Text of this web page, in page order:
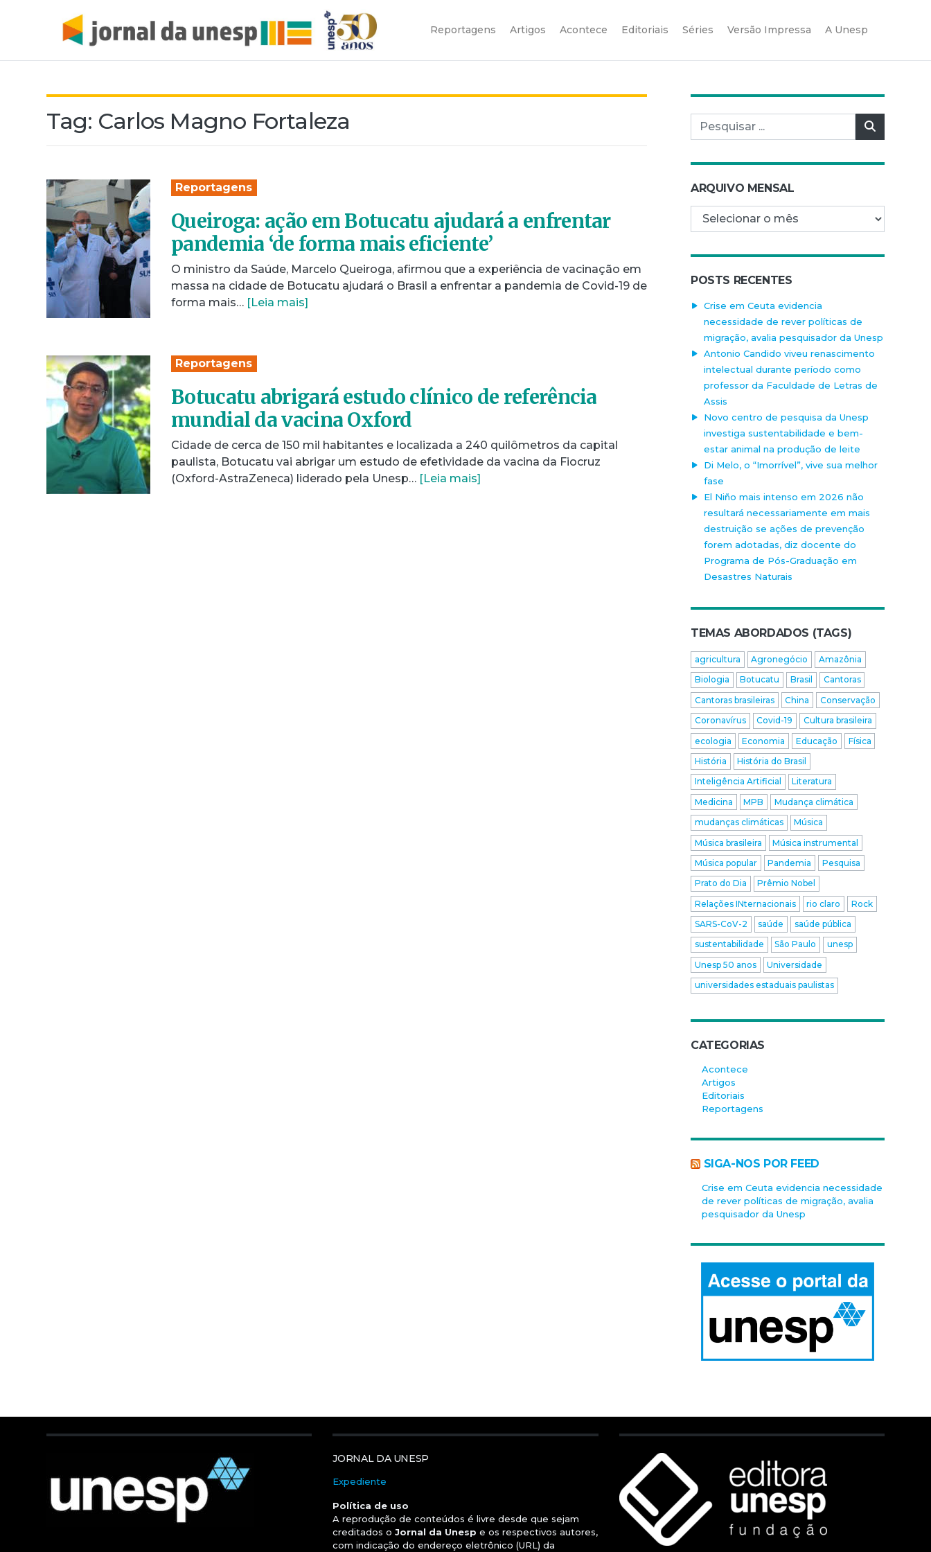
Reportagens Artigos Acontece Editoriais Séries Versão Impressa A Unesp
Tag: Carlos Magno Fortaleza
Reportagens
Queiroga: ação em Botucatu ajudará a enfrentar
pandemia ‘de forma mais eficiente’
O ministro da Saúde, Marcelo Queiroga, afirmou que a experiência de vacinação em
massa na cidade de Botucatu ajudará o Brasil a enfrentar a pandemia de Covid-19 de
forma mais… [Leia mais]
Reportagens
Botucatu abrigará estudo clínico de referência
mundial da vacina Oxford
Cidade de cerca de 150 mil habitantes e localizada a 240 quilômetros da capital
paulista, Botucatu vai abrigar um estudo de efetividade da vacina da Fiocruz
(Oxford-AstraZeneca) liderado pela Unesp… [Leia mais]
Pesquisar por:
ARQUIVO MENSAL
Arquivo mensal
POSTS RECENTES
Crise em Ceuta evidencia
necessidade de rever políticas de
migração, avalia pesquisador da Unesp
Antonio Candido viveu renascimento
intelectual durante período como
professor da Faculdade de Letras de
Assis
Novo centro de pesquisa da Unesp
investiga sustentabilidade e bem-
estar animal na produção de leite
Di Melo, o “Imorrível”, vive sua melhor
fase
El Niño mais intenso em 2026 não
resultará necessariamente em mais
destruição se ações de prevenção
forem adotadas, diz docente do
Programa de Pós-Graduação em
Desastres Naturais
TEMAS ABORDADOS (TAGS)
agricultura Agronegócio
Amazônia
Biologia
Botucatu Brasil
Cantoras
Cantoras brasileiras
China
Conservação
Coronavírus
Covid-19
Cultura brasileira
ecologia
Economia Educação
Física
História
História do Brasil
Inteligência Artificial
Literatura
Medicina
MPB
Mudança climática
mudanças climáticas
Música
Música brasileira
Música instrumental
Música popular
Pandemia
Pesquisa
Prato do Dia
Prêmio Nobel
Relações INternacionais
rio claro
Rock
SARS-CoV-2
saúde
saúde pública
sustentabilidade
São Paulo
unesp
Unesp 50 anos
Universidade
universidades estaduais paulistas
CATEGORIAS
Acontece
Artigos
Editoriais
Reportagens
SIGA-NOS POR FEED
Crise em Ceuta evidencia necessidade
de rever políticas de migração, avalia
pesquisador da Unesp
JORNAL DA UNESP
Expediente
Política de uso
A reprodução de conteúdos é livre desde que sejam
creditados oJornal da Unesp e os respectivos autores,
com indicação do endereço eletrônico (URL) da